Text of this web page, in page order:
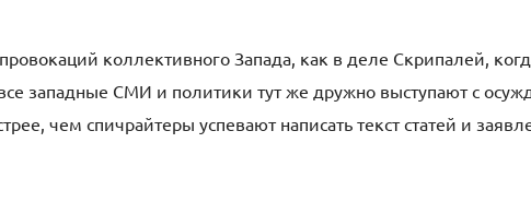
коллективного Запада, как в деле Скрипалей,
западные СМИ и политики тут же дружно выступают с
чем спичрайтеры успевают написать текст статей и